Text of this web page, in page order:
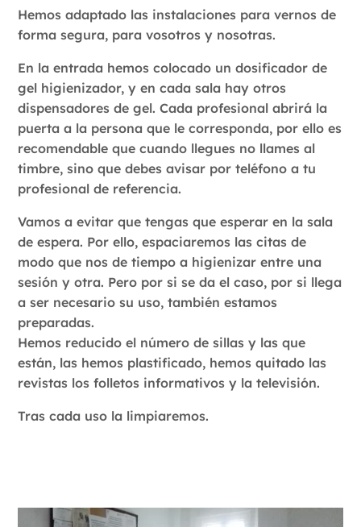
Hemos adaptado las instalaciones para vernos de
forma segura, para vosotros y nosotras.
En la entrada hemos colocado un dosificador de
gel higienizador, y en cada sala hay otros
dispensadores de gel. Cada profesional abrirá la
puerta a la persona que le corresponda, por ello es
recomendable que cuando llegues no llames al
timbre, sino que debes avisar por teléfono a tu
profesional de referencia.
Vamos a evitar que tengas que esperar en la sala
de espera. Por ello, espaciaremos las citas de
modo que nos de tiempo a higienizar entre una
sesión y otra. Pero por si se da el caso, por si llega
a ser necesario su uso, también estamos
preparadas.
Hemos reducido el número de sillas y las que
están, las hemos plastificado, hemos quitado las
revistas los folletos informativos y la televisión.
Tras cada uso la limpiaremos.